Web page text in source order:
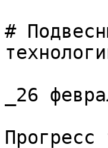
#
_26